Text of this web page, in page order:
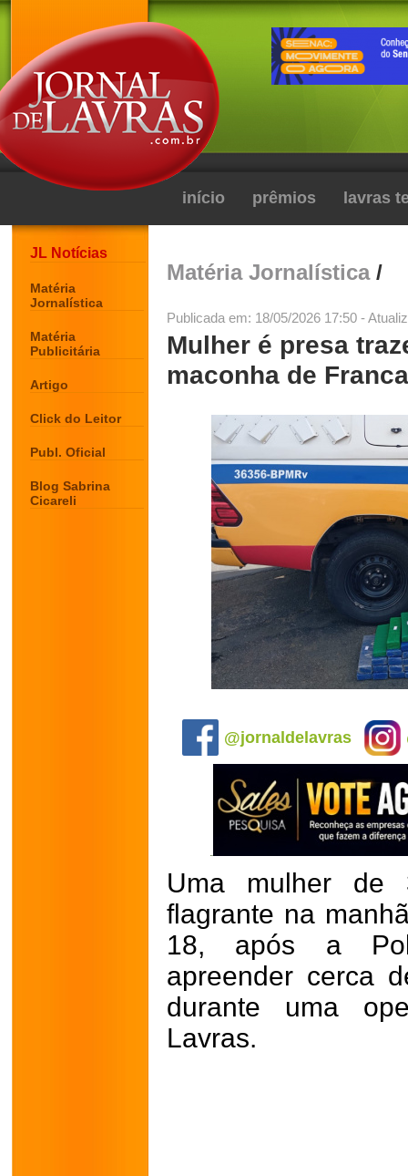
início prêmios lavras
JL Notícias
Matéria
Jornalística
Matéria
Publicitária
Artigo
Click do Leitor
Publ. Oficial
Blog Sabrina
Cicareli
Matéria Jornalística/
Publicada em: 18/05/2026 17:50 -
Mulher é presa
maconha de
@jornaldelavras
Uma mulher
flagrante na
18, após a
apreender cerca
durante uma
Lavras.